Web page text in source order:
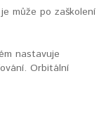
může po zaškolení
nastavuje
Orbitální